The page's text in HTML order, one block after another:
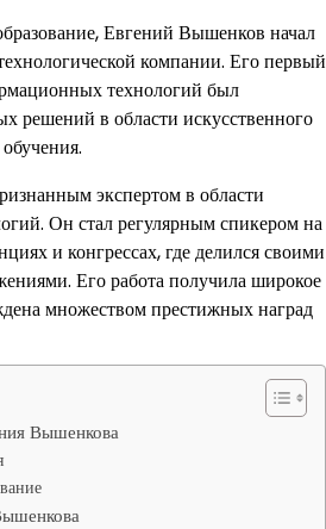
Евгений Вышенков начал
компании. Его первый
технологий был
решений в области искусственного
экспертом в области
Он стал регулярным спикером на
и конгрессах, где делился своими
Его работа получила широкое
множеством престижных наград
Вышенкова